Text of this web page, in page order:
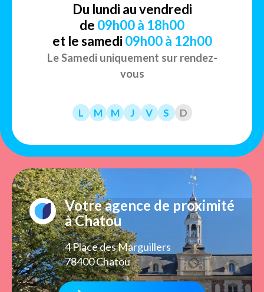
Du lundi au vendredi
de 09h00 à 18h00
et le samedi 09h00 à 12h00
Le Samedi uniquement sur rendez-
vous
L M M J V S D
Votre agence de proximité
à Chatou
4 Place des Marguillers
78400 Chatou